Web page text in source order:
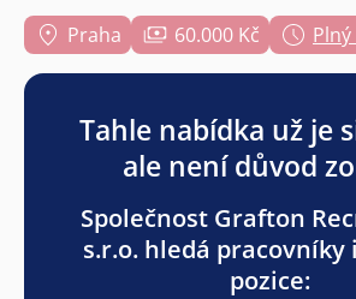
Praha 60.000 Kč
Tahle nabídka už je
ale není důvod
Společnost Grafton
s.r.o. hledá pracovníky
pozice: